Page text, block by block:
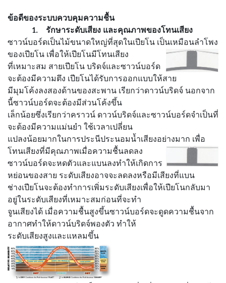
ข้อดีของระบบควบคุมความชื้น
1.
รักษาระดับเสียง และคุณภาพของโทนเสียง
ซาวน์บอร์ดเป็นไม้ขนาดใหญ่ที่สุดในเปียโน เป็นเหมือนลำโพง
ของเปียโน เพื่อให้เปียโนมีโทนเสียง
ที่เหมาะสม สายเปียโน บริดจ์และซาวน์บอร์ด
จะต้องมีความตึง เปียโนได้รับการออกแบบให้สาย
มีมุมโค้งลงสองด้านของสะพาน เรียกว่าดาวน์บริดจ์ นอกจาก
นี้ซาวน์บอร์ดจะต้องมีส่วนโค้งขึ้น
เล็กน้อยซึ่งเรียกว่าคราวน์ ดาวน์บริดจ์และซาวน์บอร์ดจำเป็นที่
จะต้องมีความแม่นยำ ใช้เวลาเปลี่ยน
แปลงน้อยมากในการประนีประนอมน้ำเสียงอย่างมาก เพื่อ
โทนเสียงที่มีคุณภาพเมื่อความชื้นลดลง
ซาวน์บอร์ดจะหดตัวและแบนลงทำให้เกิดการ
หย่อนของสาย ระดับเสียงอาจจะลดลงหรือมีเสียงที่แบน
ช่างเปียโนจะต้องทำการเพิ่มระดับเสียงเพื่อให้เปียโนกลับมา
อยู่ในระดับเสียงที่เหมาะสมก่อนที่จะทำ
จูนเสียงได้ เมื่อความชื้นสูงขึ้นซาวน์บอร์ดจะดูดความชื้นจาก
อากาศทำให้ดาวน์บริดจ์พองตัว ทำให้
ระดับเสียงสูงและแหลมขึ้น